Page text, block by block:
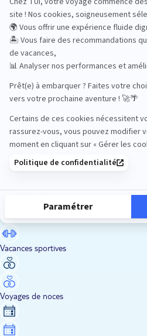
Road Trips
Safari
Sénior
Vacances sportives
Voyages de noces